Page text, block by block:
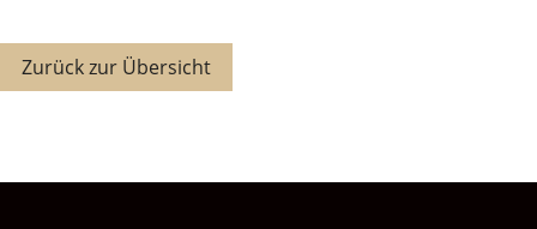
Zurück zur Übersicht